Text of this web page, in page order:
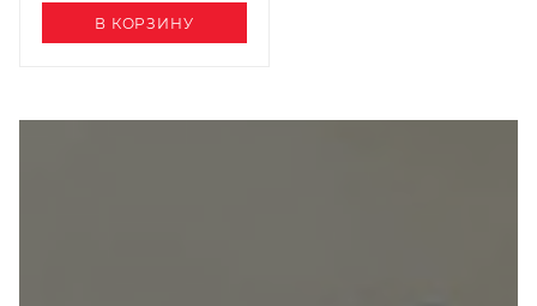
В КОРЗИНУ